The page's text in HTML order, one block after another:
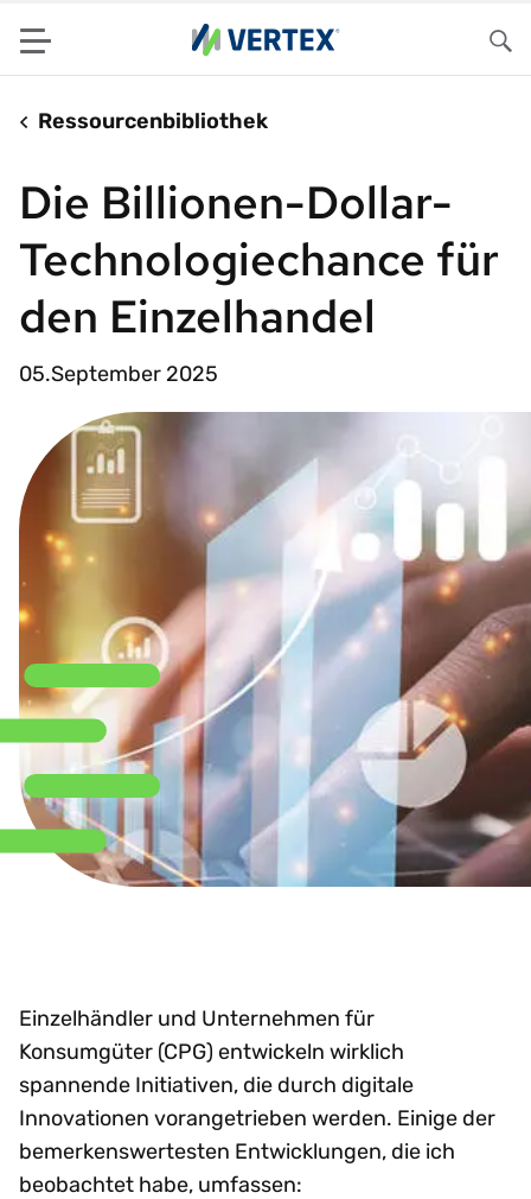
Menu
Ressourcenbibliothek
Die Billionen-Dollar-
Technologiechance für
den Einzelhandel
05.September 2025
Einzelhändler und Unternehmen für
Konsumgüter (CPG) entwickeln wirklich
spannende Initiativen, die durch digitale
Innovationen vorangetrieben werden. Einige der
bemerkenswertesten Entwicklungen, die ich
beobachtet habe, umfassen: